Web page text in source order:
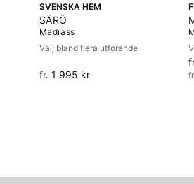
SVENSKA HEM
SÄRÖ
Madrass
Välj bland flera utförande
fr. 1 995 kr